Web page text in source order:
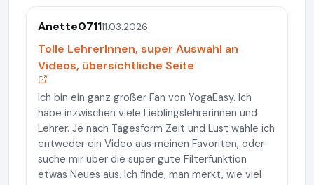
Anette071111.03.2026
Tolle LehrerInnen, super Auswahl an
Videos, übersichtliche Seite
Ich bin ein ganz großer Fan von YogaEasy. Ich
habe inzwischen viele Lieblingslehrerinnen und
Lehrer. Je nach Tagesform Zeit und Lust wähle ich
entweder ein Video aus meinen Favoriten, oder
suche mir über die super gute Filterfunktion
etwas Neues aus. Ich finde, man merkt, wie viel